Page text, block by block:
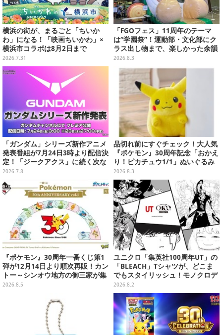
横浜の街が、まるごと「ちいか
わ」になる！「映画ちいかわ」×
横浜市コラボは8月2日まで
2026.7.31
「FGOフェス」11周年のテーマ
は“学園祭”！運動部・文化部にク
ラス出し物まで、楽しかった余韻
が残る思い出を写真たっぷりでお
届け【写真180枚】
2026.8.3
「ガンダム」シリーズ新作アニメ
発表番組が7月24日3時より配信決
定！「ジークアクス」に続く次な
る作品は果たして…
2026.7.8
品切れ前にすぐチェック！大人気
『ポケモン』30周年記念「おかえ
り！ピカチュウ1/1」ぬいぐるみ
がポケモンセンターオンラインで
販売中
2026.8.3
『ポケモン』30周年一番くじ第1
弾が12月14日より順次再販！カン
トー～シンオウ地方の御三家が集
まった時計、ぬいぐるみなど記念
2026.8.5
ユニクロ「集英社100周年UT」の
「BLEACH」Tシャツが、どこま
でもスタイリッシュ！モノクロデ
ザインもクール
2026.8.2